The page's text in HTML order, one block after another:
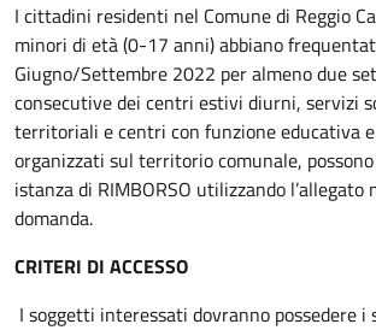
I cittadini residenti nel Comune di Reggio
minori di età (0-17 anni) abbiano
Giugno/Settembre 2022 per almeno due
consecutive dei centri estivi diurni, servizi
territoriali e centri con funzione educativa
organizzati sul territorio comunale,
istanza di RIMBORSO utilizzando l’allegato
domanda.
CRITERI DI ACCESSO
I soggetti interessati dovranno possedere